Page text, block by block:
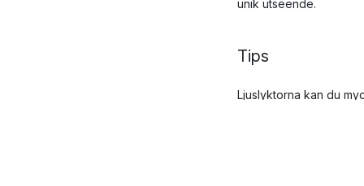
unik utseende.
Tips
Ljuslyktorna kan du